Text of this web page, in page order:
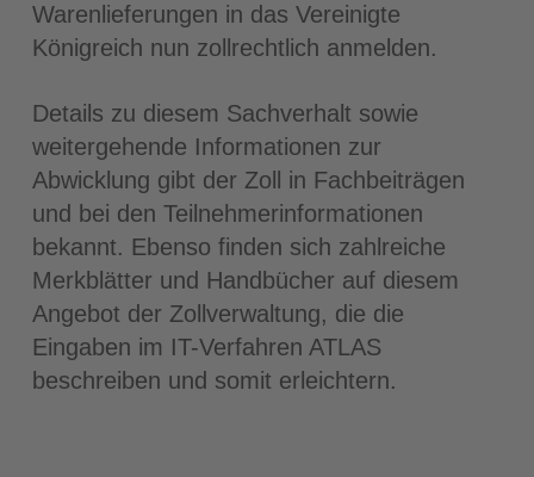
Warenlieferungen in das Vereinigte
Königreich nun zollrechtlich anmelden.
Details zu diesem Sachverhalt sowie
weitergehende Informationen zur
Abwicklung gibt der Zoll in Fachbeiträgen
und bei den Teilnehmerinformationen
bekannt. Ebenso finden sich zahlreiche
Merkblätter und Handbücher auf diesem
Angebot der Zollverwaltung, die die
Eingaben im IT-Verfahren ATLAS
beschreiben und somit erleichtern.